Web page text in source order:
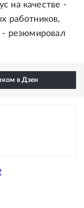
на качестве -
работников,
- резюмировал
в Дзен